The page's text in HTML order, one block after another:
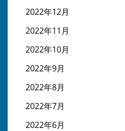
2022年12月
2022年11月
2022年10月
2022年9月
2022年8月
2022年7月
2022年6月